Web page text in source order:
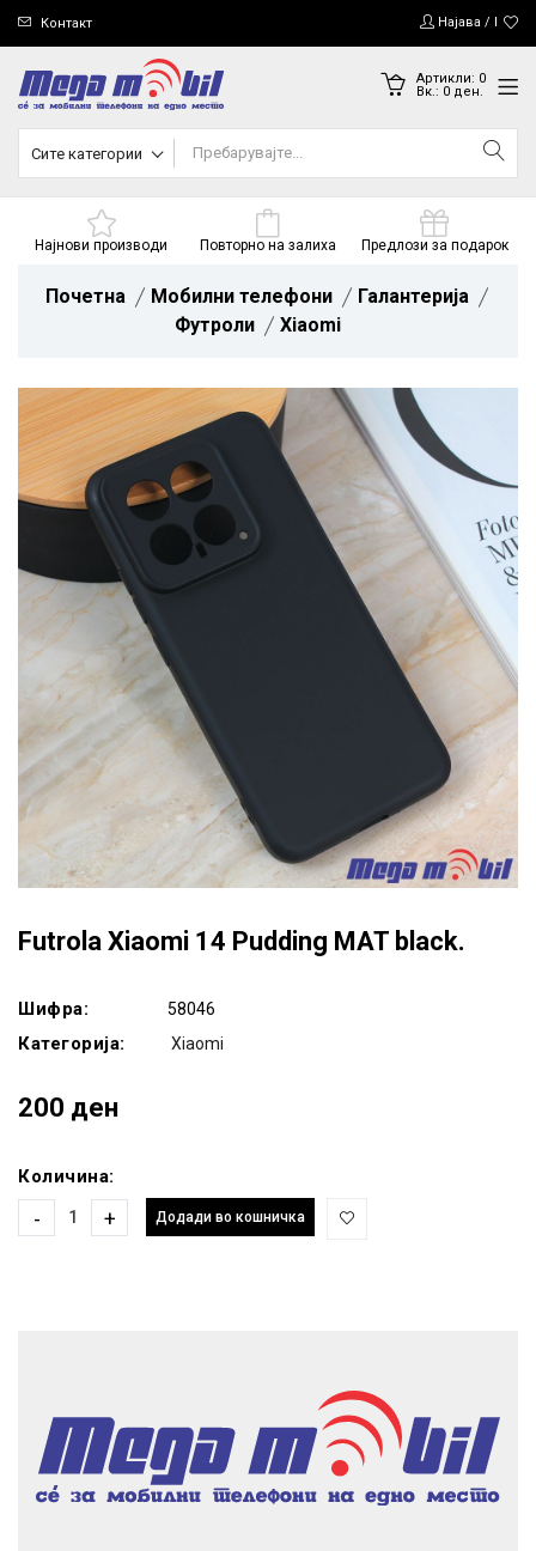
Контакт Најава /
Артикли: 0
Вк.: 0ден.
Сите категории
Најнови производи Повторно на залиха Предлози за подарок
Почетна Мобилни телефони
Галантерија
Футроли
Xiaomi
Futrola Xiaomi 14 Pudding MAT black.
Шифра: 58046
Категорија: Xiaomi
200 ден
Количина:
- + Додади во кошничка